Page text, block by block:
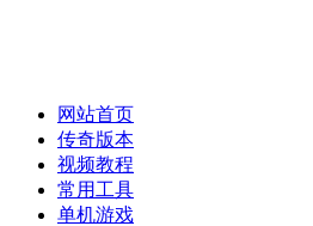
网站首页
传奇版本
视频教程
常用工具
单机游戏